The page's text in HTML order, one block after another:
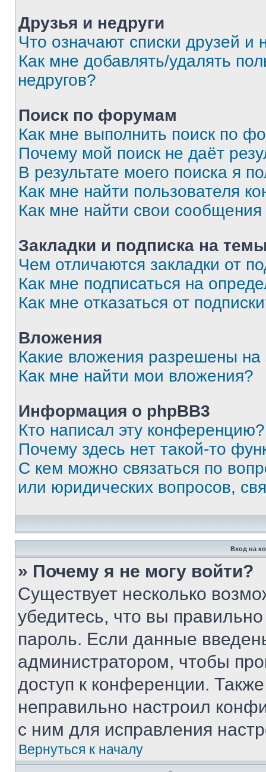
Друзья и недруги
Что означают списки друзей и
Как мне добавлять/удалять
недругов?
Поиск по форумам
Как мне выполнить поиск по
Почему мой поиск не даёт
В результате моего поиска я
Как мне найти пользователя
Как мне найти свои
Закладки и подписка на
Чем отличаются закладки от
Как мне подписаться на
Как мне отказаться от
Вложения
Какие вложения разрешены
Как мне найти мои вложения?
Информация о phpBB3
Кто написал эту конференцию?
Почему здесь нет такой-то
С кем можно связаться по
или юридических вопросов,
Вход на
» Почему я не могу войти?
Существует несколько
убедитесь, что вы
пароль. Если данные
администратором, чтобы
доступ к конференции.
неправильно настроил
с ним для исправления
Вернуться к началу